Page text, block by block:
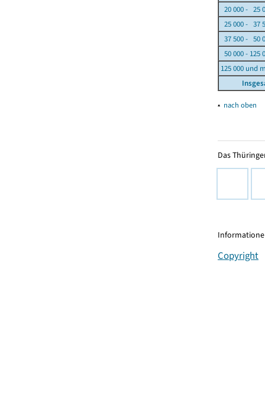
20 000 - 25
25 000 - 37
37 500 - 50
50 000 - 125
125 000 und
▴ nach oben
Das
Copyright